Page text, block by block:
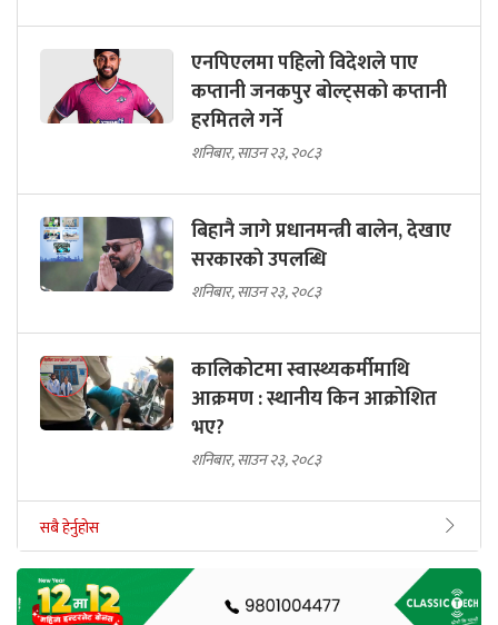
एनपिएलमा पहिलो विदेशले पाए
कप्तानी जनकपुर बोल्ट्सको कप्तानी
हरमितले गर्ने
शनिबार, साउन २३, २०८३
बिहानै जागे प्रधानमन्त्री बालेन, देखाए
सरकारकाे उपलब्धि
शनिबार, साउन २३, २०८३
कालिकोटमा स्वास्थ्यकर्मीमाथि
आक्रमण : स्थानीय किन आक्रोशित
भए?
शनिबार, साउन २३, २०८३
सबै हेर्नुहोस